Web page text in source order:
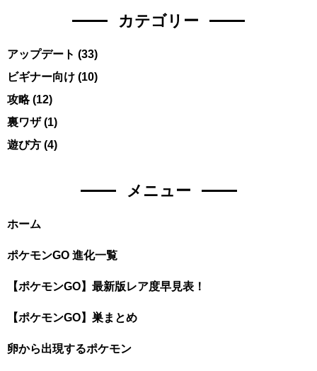
カテゴリー
アップデート (33)
ビギナー向け (10)
攻略(12)
裏ワザ (1)
遊び方 (4)
メニュー
ホーム
ポケモンGO 進化一覧
【ポケモンGO】最新版レア度早見表！
【ポケモンGO】巣まとめ
卵から出現するポケモン